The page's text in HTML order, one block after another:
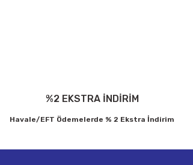
%2 EKSTRA İNDİRİM
Havale/EFT Ödemelerde % 2 Ekstra İndirim